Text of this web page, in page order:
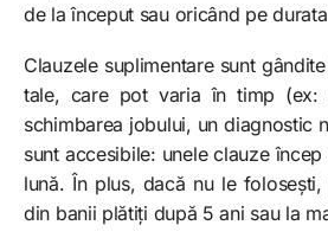
de la început sau oricând pe
Clauzele suplimentare sunt
tale, care pot varia în timp (ex:
schimbarea jobului, un diagnostic
sunt accesibile: unele clauze
lună. În plus, dacă nu le
din banii plătiți după 5 ani sau la